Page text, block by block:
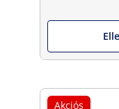
Akciós